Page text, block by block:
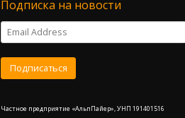
Подписка на новости
Частное предприятие «АльпПайер», УНП 191401516